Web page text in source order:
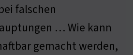
falschen
… Wie kann
gemacht werden,